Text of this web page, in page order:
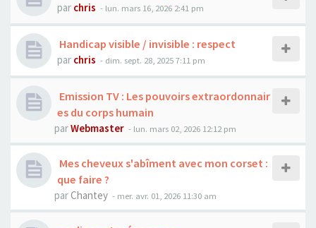
par chris - lun. mars 16, 2026 2:41 pm
Handicap visible / invisible : respect
par chris - dim. sept. 28, 2025 7:11 pm
Emission TV : Les pouvoirs extraordonnair
es du corps humain
parWebmaster - lun. mars 02, 2026 12:12 pm
Mes cheveux s'abîment avec mon corset :
que faire ?
parChantey - mer. avr. 01, 2026 11:30 am